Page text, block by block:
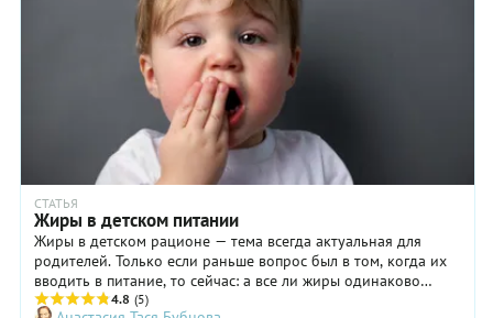
СТАТЬЯ
Жиры в детском питании
Жиры в детском рационе — тема всегда актуальная для
родителей. Только если раньше вопрос был в том, когда их
вводить в питание, то сейчас: а все ли жиры одинаково
полезны. Врач-педиатр Елена Мотова делится своим
4.8 (5)